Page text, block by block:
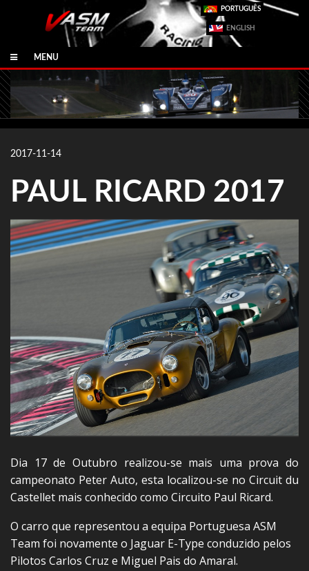
PORTUGUÊS
ENGLISH
MENU
2017-11-14
PAUL RICARD 2017
Dia 17 de Outubro realizou-se mais uma prova do
campeonato Peter Auto, esta localizou-se no Circuit du
Castellet mais conhecido como Circuito Paul Ricard.
O carro que representou a equipa Portuguesa ASM
Team foi novamente o Jaguar E-Type conduzido pelos
Pilotos Carlos Cruz e Miguel Pais do Amaral.